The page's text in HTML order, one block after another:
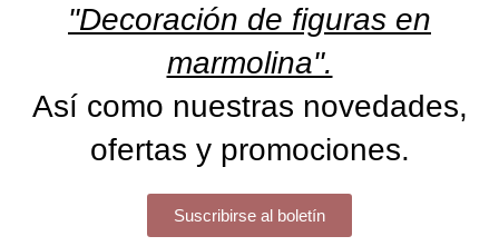
"Decoración de figuras en
marmolina".
Así como nuestras novedades,
ofertas y promociones.
Suscribirse al boletín